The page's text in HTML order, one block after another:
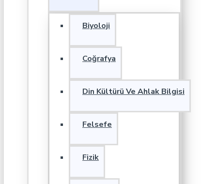
Biyoloji
Coğrafya
Din Kültürü Ve Ahlak Bilgisi
Felsefe
Fizik